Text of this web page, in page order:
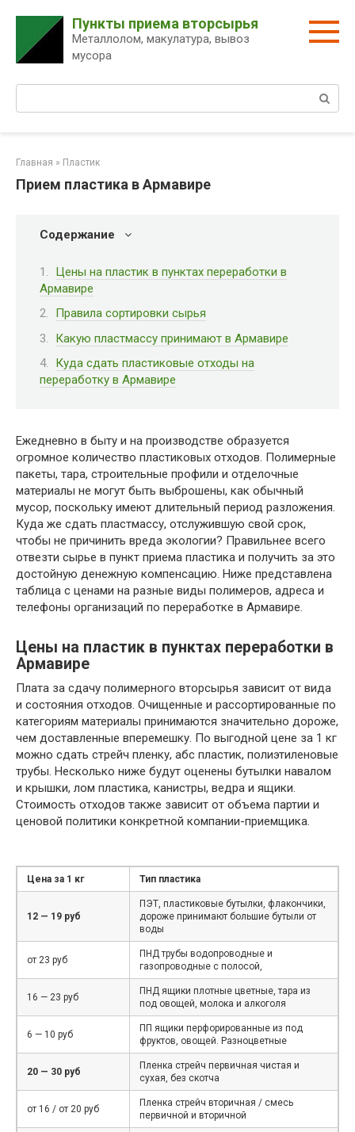
контенту
Пункты приема вторсырья
Металлолом, макулатура, вывоз
мусора
Главная » Пластик
Прием пластика в Армавире
Содержание
Цены на пластик в пунктах переработки в
Армавире
Правила сортировки сырья
Какую пластмассу принимают в Армавире
Куда сдать пластиковые отходы на
переработку в Армавире
Ежедневно в быту и на производстве образуется
огромное количество пластиковых отходов. Полимерные
пакеты, тара, строительные профили и отделочные
материалы не могут быть выброшены, как обычный
мусор, поскольку имеют длительный период разложения.
Куда же сдать пластмассу, отслужившую свой срок,
чтобы не причинить вреда экологии? Правильнее всего
отвезти сырье в пункт приема пластика и получить за это
достойную денежную компенсацию. Ниже представлена
таблица с ценами на разные виды полимеров, адреса и
телефоны организаций по переработке в Армавире.
Цены на пластик в пунктах переработки в
Армавире
Плата за сдачу полимерного вторсырья зависит от вида
и состояния отходов. Очищенные и рассортированные по
категориям материалы принимаются значительно дороже,
чем доставленные вперемешку. По выгодной цене за 1 кг
можно сдать стрейч пленку, абс пластик, полиэтиленовые
трубы. Несколько ниже будут оценены бутылки навалом
и крышки, лом пластика, канистры, ведра и ящики.
Стоимость отходов также зависит от объема партии и
ценовой политики конкретной компании-приемщика.
Цена за 1 кг Тип пластика
12 — 19 руб
ПЭТ, пластиковые бутылки, флакончики,
дороже принимают большие бутыли от
воды
от 23 руб
ПНД трубы водопроводные и
газопроводные с полосой,
16 — 23 руб
ПНД ящики плотные цветные, тара из
под овощей, молока и алкоголя
6 — 10 руб
ПП ящики перфорированные из под
фруктов, овощей. Разноцветные
20 — 30 руб
Пленка стрейч первичная чистая и
сухая, без скотча
от 16 / от 20 руб
Пленка стрейч вторичная / смесь
первичной и вторичной